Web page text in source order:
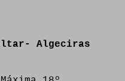
Algeciras